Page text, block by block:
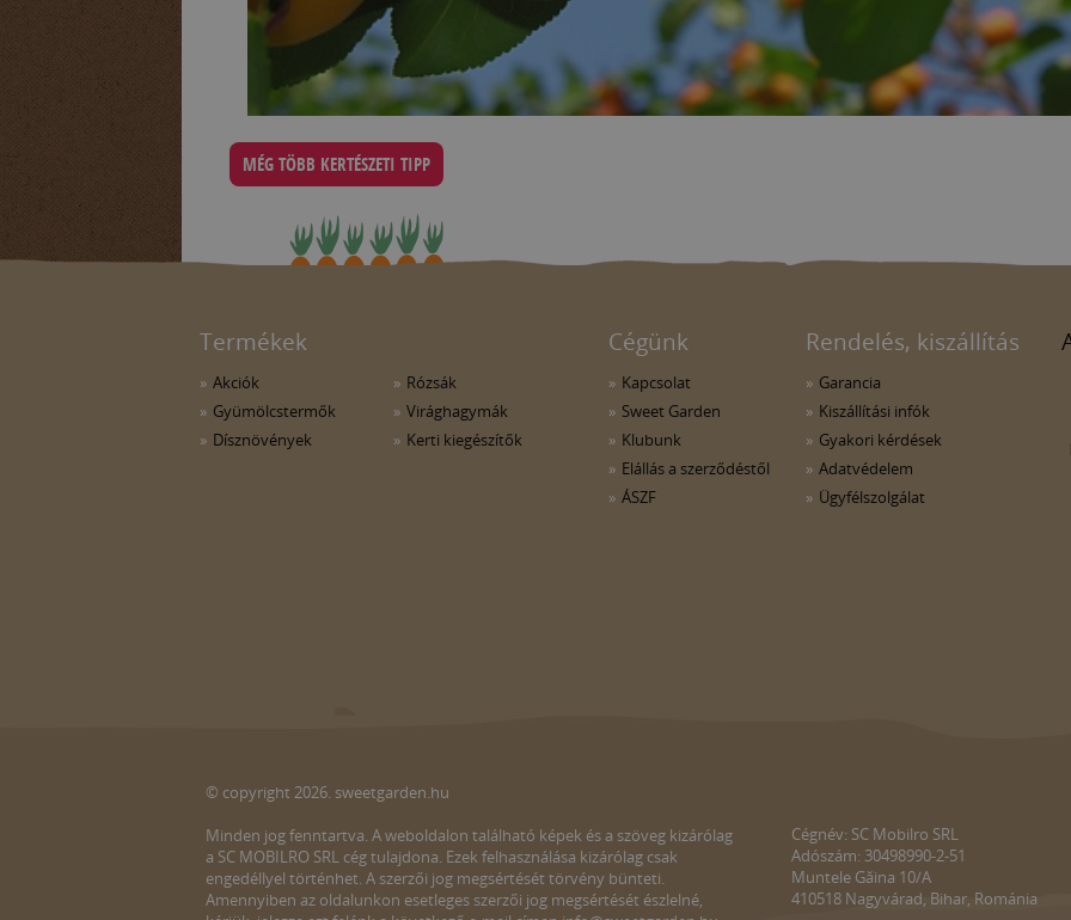
MÉG TÖBB KERTÉSZETI TIPP
Termékek
Akciók
Gyümölcstermők
Dísznövények
Rózsák
Virághagymák
Kerti kiegészítők
Cégünk
Kapcsolat
Sweet Garden
Klubunk
Elállás a szerződéstől
ÁSZF
Rendelés, kiszállítás
Garancia
Kiszállítási infók
Gyakori kérdések
Adatvédelem
Ügyfélszolgálat
© copyright 2026. sweetgarden.hu
Minden jog fenntartva. A weboldalon található képek és a szöveg kizárólag
a SC MOBILRO SRL cég tulajdona. Ezek felhasználása kizárólag csak
engedéllyel történhet. A szerzői jog megsértését törvény bünteti.
Amennyiben az oldalunkon esetleges szerzői jog megsértését észlelné,
Cégnév: SC Mobilro SRL
Adószám: 30498990-2-51
Muntele Găina 10/A
410518 Nagyvárad, Bihar, Románia